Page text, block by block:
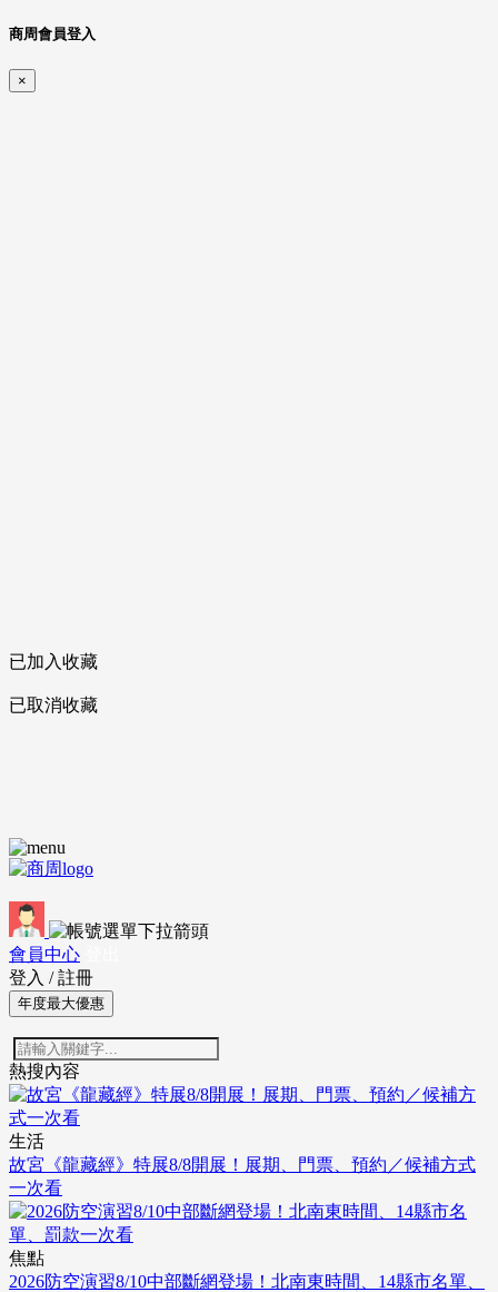
商周會員登入
×
已加入收藏
已取消收藏
會員中心
登入 / 註冊
年度最大優惠
熱搜內容
生活
故宮《龍藏經》特展8/8開展！展期、門票、預約／候補方式
一次看
焦點
2026防空演習8/10中部斷網登場！北南東時間、14縣市名單、